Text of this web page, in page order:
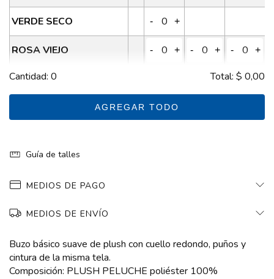
VERDE SECO - +
ROSA VIEJO - + - + - +
AZUL + - +
- +
Cantidad: 0 Total: $ 0,00
AGREGAR TODO
Guía de talles
MEDIOS DE PAGO
MEDIOS DE ENVÍO
Buzo básico suave de plush con cuello redondo, puños y
cintura de la misma tela.
Composición: PLUSH PELUCHE poliéster 100%